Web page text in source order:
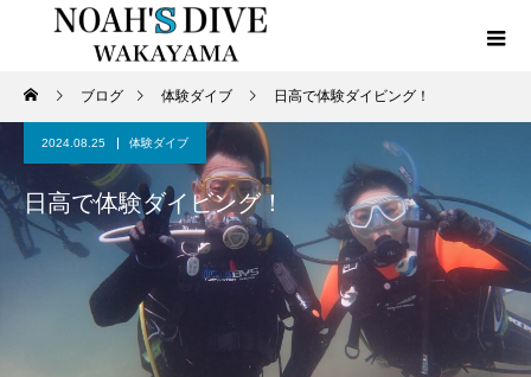
ブログ 体験ダイブ 日高で体験ダイビング！
2024.08.25 体験ダイブ
日高で体験ダイビング！